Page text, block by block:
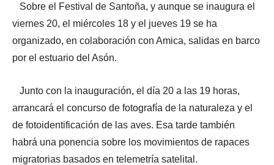
Sobre el Festival de Santoña, y aunque se inaugura el
viernes 20, el miércoles 18 y el jueves 19 se ha
organizado, en colaboración con Amica, salidas en barco
por el estuario del Asón.
Junto con la inauguración, el día 20 a las 19 horas,
arrancará el concurso de fotografía de la naturaleza y el
de fotoidentificación de las aves. Esa tarde también
habrá una ponencia sobre los movimientos de rapaces
migratorias basados en telemetría satelital.